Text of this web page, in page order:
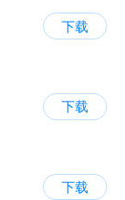
下载
下载
下载